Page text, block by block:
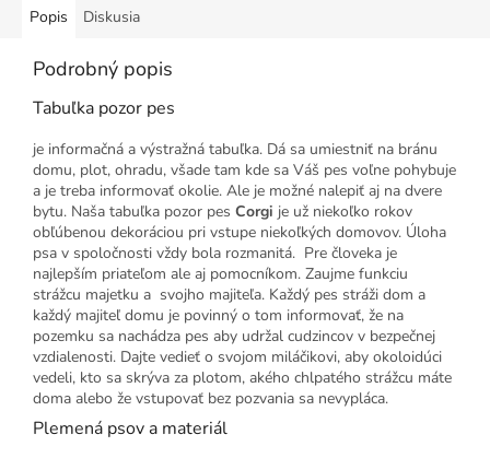
Popis Diskusia
Podrobný popis
Tabuľka pozor pes
je informačná a výstražná tabuľka. Dá sa umiestniť na bránu
domu, plot, ohradu, všade tam kde sa Váš pes voľne pohybuje
a je treba informovať okolie. Ale je možné nalepiť aj na dvere
bytu. Naša tabuľka pozor pes Corgi je už niekoľko rokov
obľúbenou dekoráciou pri vstupe niekoľkých domovov. Úloha
psa v spoločnosti vždy bola rozmanitá. Pre človeka je
najlepším priateľom ale aj pomocníkom. Zaujme funkciu
strážcu majetku a svojho majiteľa. Každý pes stráži dom a
každý majiteľ domu je povinný o tom informovať, že na
pozemku sa nachádza pes aby udržal cudzincov v bezpečnej
vzdialenosti. Dajte vedieť o svojom miláčikovi, aby okoloidúci
vedeli, kto sa skrýva za plotom, akého chlpatého strážcu máte
doma alebo že vstupovať bez pozvania sa nevypláca.
Plemená psov a materiál